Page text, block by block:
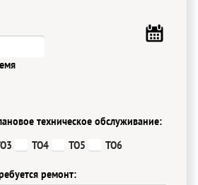
техническое обслуживание:
ТО4 ТО5 ТО6
ремонт: